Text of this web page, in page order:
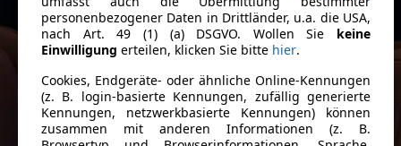
personenbezogener Daten in Drittländer, u.a. die USA,
nach Art. 49 (1) (a) DSGVO. Wollen Sie keine
Einwilligung erteilen, klicken Sie bitte hier.
Cookies, Endgeräte- oder ähnliche Online-Kennungen
(z. B. login-basierte Kennungen, zufällig generierte
Kennungen, netzwerkbasierte Kennungen) können
zusammen mit anderen Informationen (z. B.